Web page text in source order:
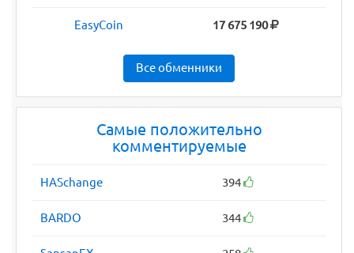
EasyCoin 17 675 190
Все обменники
Самые положительно
комментируемые
HASchange 394
BARDO 344